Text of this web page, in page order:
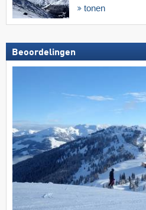
tonen
Beoordelingen